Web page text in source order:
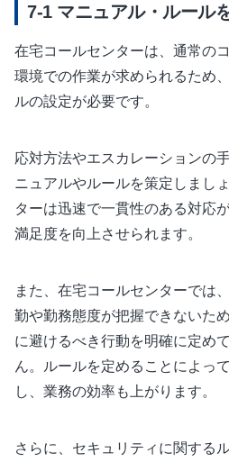
マニュアル・ルール
在宅コールセンターは、通常の
環境での作業が求められるため
ルの設定が必要です。
応対方法やエスカレーションの
ニュアルやルールを策定しまし
ターは迅速で一貫性のある対応
満足度を向上させられます。
また、在宅コールセンターでは
勤や勤務態度が把握できないた
に避けるべき行動を明確に定め
ん。ルールを定めることによっ
し、業務の効率も上がります。
さらに、セキュリティに関する